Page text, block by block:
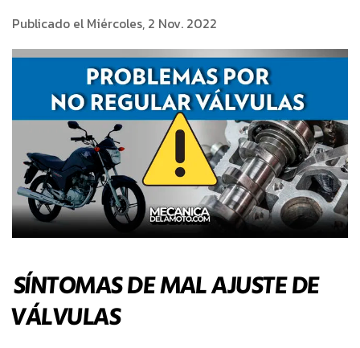
Publicado el Miércoles, 2 Nov. 2022
SÍNTOMAS DE MAL AJUSTE DE
VÁLVULAS